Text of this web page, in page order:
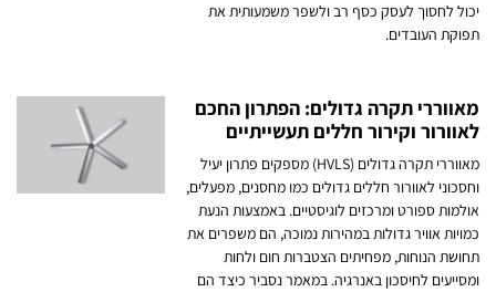
יכול לחסוך לעסק כסף רב ולשפר משמעותית את
תפוקת העובדים.
מאווררי תקרה גדולים: הפתרון החכם
לאוורור וקירור חללים תעשייתיים
מאווררי תקרה גדולים (HVLS) מספקים פתרון יעיל
וחסכוני לאוורור חללים גדולים כמו מחסנים, מפעלים,
אולמות ספורט ומרכזים לוגיסטיים. באמצעות הנעת
כמויות אוויר גדולות במהירות נמוכה, הם משפרים את
תחושת הנוחות, מפחיתים הצטברות חום ולחות
ומסייעים לחיסכון באנרגיה. במאמר נסביר כיצד הם